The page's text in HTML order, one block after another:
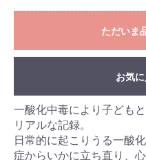
ただいま
お気
一酸化中毒により子ども
リアルな記録。
日常的に起こりうる一酸
症からいかに立ち直り、